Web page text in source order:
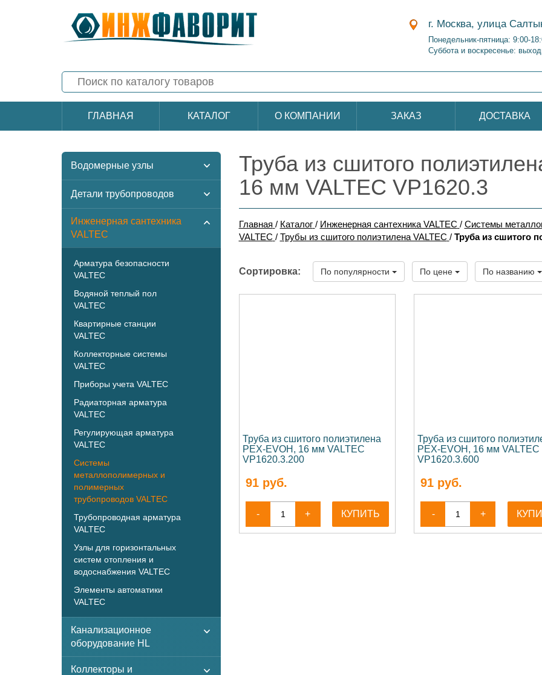
г. Москва, улица
Понедельник-пятница: 9:00-
Суббота и воскресенье:
ГЛАВНАЯ КАТАЛОГ О КОМПАНИИ ЗАКАЗ ДОСТАВКА
Водомерные узлы
Детали трубопроводов
Инженерная сантехника
VALTEC
Арматура безопасности
VALTEC
Водяной теплый пол
VALTEC
Квартирные станции
VALTEC
Коллекторные системы
VALTEC
Приборы учета VALTEC
Радиаторная арматура
VALTEC
Регулирующая арматура
VALTEC
Системы
металлополимерных и
полимерных
трубопроводов VALTEC
Трубопроводная арматура
VALTEC
Узлы для горизонтальных
систем отопления и
водоснабжения VALTEC
Элементы автоматики
VALTEC
Канализационное
оборудование HL
Коллекторы и
Труба из сшитого
16 мм VALTEC VP1620.3
Главная / Каталог / Инженерная сантехника VALTEC / Системы
VALTEC / Трубы из сшитого полиэтилена VALTEC / Труба из сшитого
Сортировка: По популярности По цене По названию
Труба из сшитого полиэтилена
PEX-EVOH, 16 мм VALTEC
VP1620.3.200
91руб.
- + КУПИТЬ
Труба из сшитого
PEX-EVOH, 16 мм VALTEC
VP1620.3.600
91 руб.
- +